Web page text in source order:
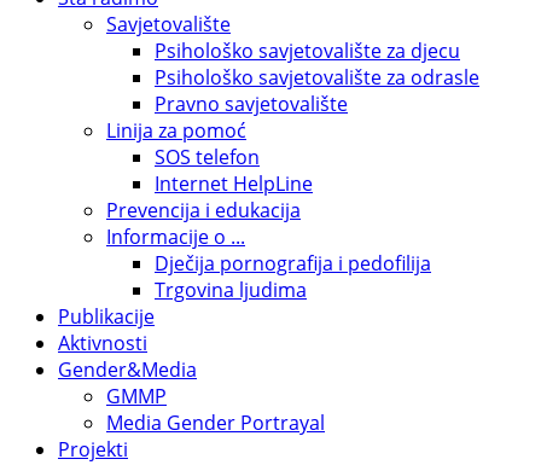
Savjetovalište
Psihološko savjetovalište za djecu
Psihološko savjetovalište za odrasle
Pravno savjetovalište
Linija za pomoć
SOS telefon
Internet HelpLine
Prevencija i edukacija
Informacije o ...
Dječija pornografija i pedofilija
Trgovina ljudima
Publikacije
Aktivnosti
Gender&Media
GMMP
Media Gender Portrayal
Projekti